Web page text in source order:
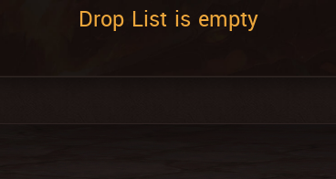
Drop List is empty